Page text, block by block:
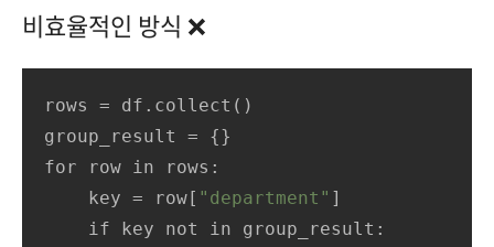
비효율적인 방식 ❌
rows = df.collect()
group_result = {}
for row in rows:
    key = row[
"department" ]